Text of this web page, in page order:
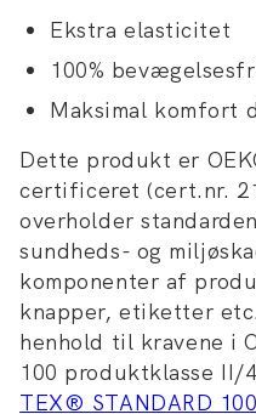
Ekstra elasticitet
100%
Maksimal komfort
Dette produkt er
certificeret (cert.nr.
overholder
sundheds- og
komponenter af
knapper, etiketter
henhold til kravene i
100 produktklasse II/
TEX® STANDARD